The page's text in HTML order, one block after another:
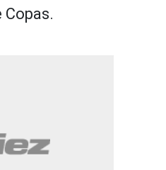
Copas.